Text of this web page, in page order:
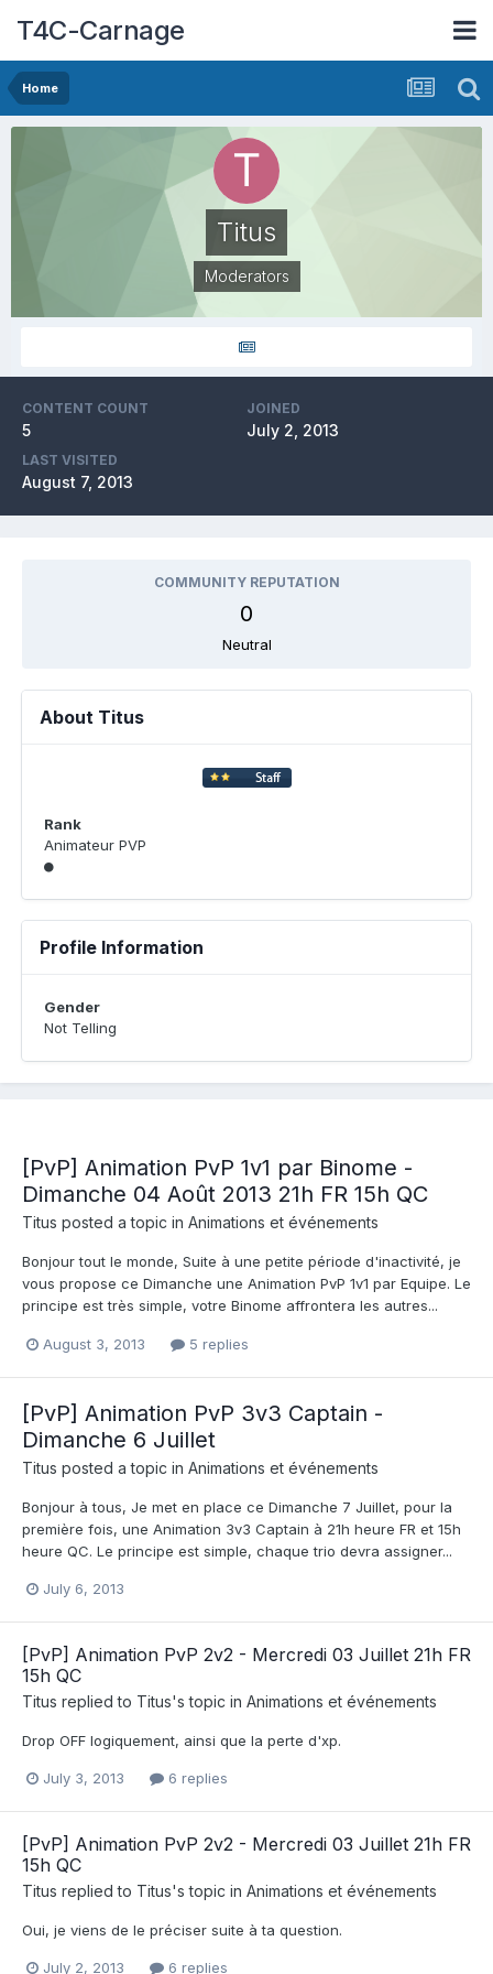
T4C-Carnage
Home
Titus
Moderators
CONTENT COUNT
5
JOINED
July 2, 2013
LAST VISITED
August 7, 2013
COMMUNITY REPUTATION
0
Neutral
About Titus
Rank
Animateur PVP
Profile Information
Gender
Not Telling
[PvP] Animation PvP 1v1 par Binome -
Dimanche 04 Août 2013 21h FR 15h QC
Titus posted a topic in Animations et événements
Bonjour tout le monde, Suite à une petite période d'inactivité, je
vous propose ce Dimanche une Animation PvP 1v1 par Equipe. Le
principe est très simple, votre Binome affrontera les autres...
August 3, 2013 5 replies
[PvP] Animation PvP 3v3 Captain -
Dimanche 6 Juillet
Titus posted a topic in Animations et événements
Bonjour à tous, Je met en place ce Dimanche 7 Juillet, pour la
première fois, une Animation 3v3 Captain à 21h heure FR et 15h
heure QC. Le principe est simple, chaque trio devra assigner...
July 6, 2013
[PvP] Animation PvP 2v2 - Mercredi 03 Juillet 21h FR
15h QC
Titus replied to Titus's topic in Animations et événements
Drop OFF logiquement, ainsi que la perte d'xp.
July 3, 2013 6 replies
[PvP] Animation PvP 2v2 - Mercredi 03 Juillet 21h FR
15h QC
Titus replied to Titus's topic in Animations et événements
Oui, je viens de le préciser suite à ta question.
July 2, 2013 6 replies